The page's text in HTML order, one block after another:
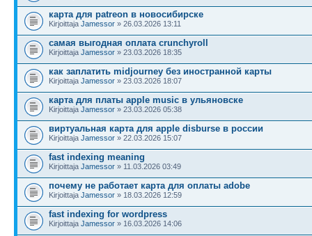
карта для patreon в новосибирске
Kirjoittaja Jamessor » 26.03.2026 13:11
самая выгодная оплата crunchyroll
Kirjoittaja Jamessor » 23.03.2026 18:35
как заплатить midjourney без иностранной карты
Kirjoittaja Jamessor » 23.03.2026 18:07
карта для платы apple music в ульяновске
Kirjoittaja Jamessor » 23.03.2026 05:38
виртуальная карта для apple disburse в россии
Kirjoittaja Jamessor » 22.03.2026 15:07
fast indexing meaning
Kirjoittaja Jamessor » 11.03.2026 03:49
почему не работает карта для оплаты adobe
Kirjoittaja Jamessor » 18.03.2026 12:59
fast indexing for wordpress
Kirjoittaja Jamessor » 16.03.2026 14:06